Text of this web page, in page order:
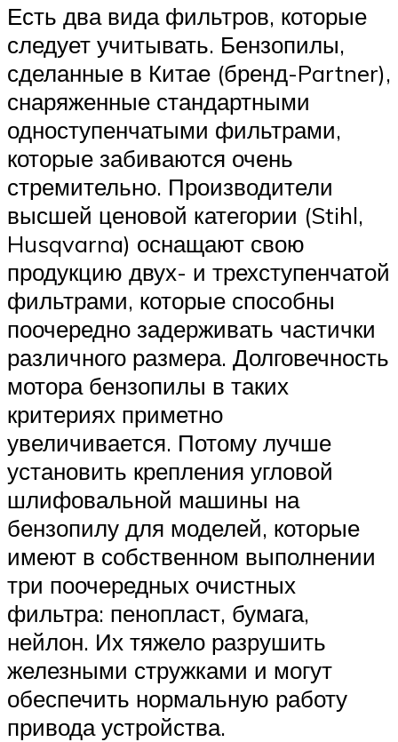
Есть два вида фильтров, которые
следует учитывать. Бензопилы,
сделанные в Китае (бренд-Partner),
снаряженные стандартными
одноступенчатыми фильтрами,
которые забиваются очень
стремительно. Производители
высшей ценовой категории (Stihl,
Husqvarna) оснащают свою
продукцию двух- и трехступенчатой
​​фильтрами, которые способны
поочередно задерживать частички
различного размера. Долговечность
мотора бензопилы в таких
критериях приметно
увеличивается. Потому лучше
установить крепления угловой
шлифовальной машины на
бензопилу для моделей, которые
имеют в собственном выполнении
три поочередных очистных
фильтра: пенопласт, бумага,
нейлон. Их тяжело разрушить
железными стружками и могут
обеспечить нормальную работу
привода устройства.